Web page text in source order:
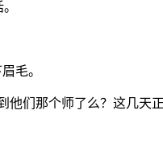
毛。
他们那个师了么？这几